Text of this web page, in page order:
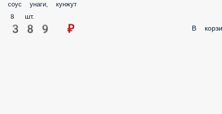
соус унаги, кунжут
8 шт.
389 ₽ В